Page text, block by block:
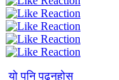
यो पनि पढ्नुहोस